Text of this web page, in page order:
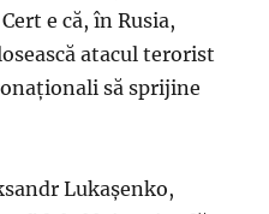
e că, în Rusia,
atacul terorist
să sprijine
Lukaşenko,